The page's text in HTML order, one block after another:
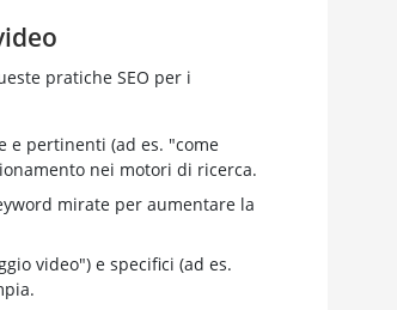
pratiche SEO per i
e pertinenti (ad es. "come
nei motori di ricerca.
mirate per aumentare la
video") e specifici (ad es.